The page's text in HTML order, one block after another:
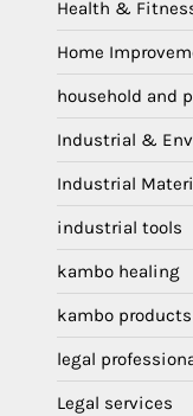
Health &
Home
household and
Industrial &
Industrial
industrial tools
kambo healing
kambo products
legal
Legal services